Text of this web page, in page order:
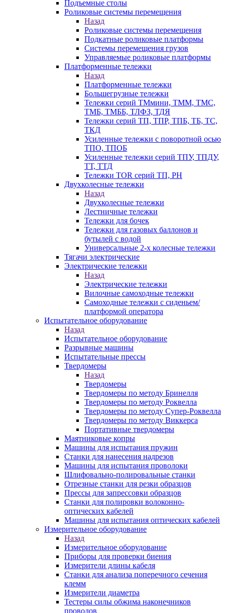
Подъемные столы
Роликовые системы перемещения
Назад
Роликовые системы перемещения
Подкатные роликовые платформы
Системы перемещения грузов
Управляемые роликовые платформы
Платформенные тележки
Назад
Платформенные тележки
Большегрузные тележки
Тележки серий ТМмини, ТММ, ТМС,
ТМБ, ТМББ, ТЛФЗ, ТДЯ
Тележки серий ТП, ТПР, ТПБ, ТБ, ТС,
ТКД
Усиленные тележки с поворотной осью
ТПО, ТПОБ
Усиленные тележки серий ТПУ, ТПДУ,
ТТ, ТТД
Тележки TOR серий ТП, PH
Двухколесные тележки
Назад
Двухколесные тележки
Лестничные тележки
Тележки для бочек
Тележки для газовых баллонов и
бутылей с водой
Универсальные 2-х колесные тележки
Тягачи электрические
Электрические тележки
Назад
Электрические тележки
Вилочные самоходные тележки
Самоходные тележки с сиденьем/
платформой оператора
Испытательное оборудование
Назад
Испытательное оборудование
Разрывные машины
Испытательные прессы
Твердомеры
Назад
Твердомеры
Твердомеры по методу Бринелля
Твердомеры по методу Роквелла
Твердомеры по методу Супер-Роквелла
Твердомеры по методу Виккерса
Портативные твердомеры
Маятниковые копры
Машины для испытания пружин
Станки для нанесения надрезов
Машины для испытания проволоки
Шлифовально-полировальные станки
Отрезные станки для резки образцов
Прессы для запрессовки образцов
Станки для полировки волоконно-
оптических кабелей
Машины для испытания оптических кабелей
Измерительное оборудование
Назад
Измерительное оборудование
Приборы для проверки биения
Измерители длины кабеля
Станки для анализа поперечного сечения
клемм
Измерители диаметра
Тестеры силы обжима наконечников
проводов